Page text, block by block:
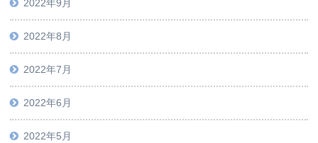
2022年9月
2022年8月
2022年7月
2022年6月
2022年5月